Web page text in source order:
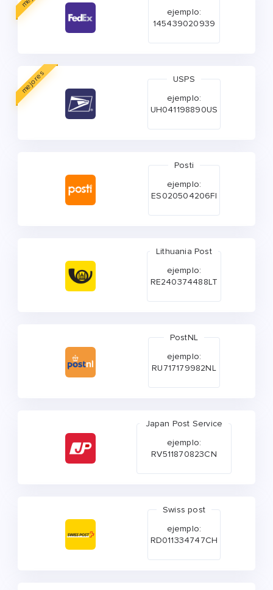
ejemplo:
145439020939
mejores
USPS
ejemplo:
UH041198890US
Posti
ejemplo:
ES020504206FI
Lithuania Post
ejemplo:
RE240374488LT
PostNL
ejemplo:
RU717179982NL
Japan Post Service
ejemplo:
RV511870823CN
Swiss post
ejemplo:
RD011334747CH